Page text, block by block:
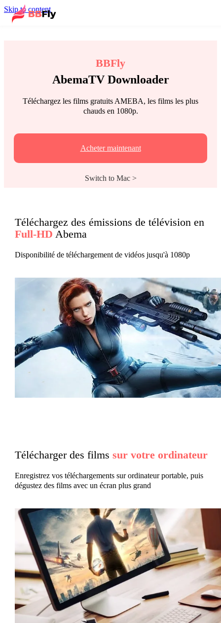
Skip to content
BBFly
AbemaTV Downloader
Téléchargez les films gratuits AMEBA, les films les plus
chauds en 1080p.
Acheter maintenant
Switch to Mac >
Téléchargez des émissions de télévision en
Full-HD Abema
Disponibilité de téléchargement de vidéos jusqu'à 1080p
Télécharger des films sur votre ordinateur
Enregistrez vos téléchargements sur ordinateur portable, puis
dégustez des films avec un écran plus grand